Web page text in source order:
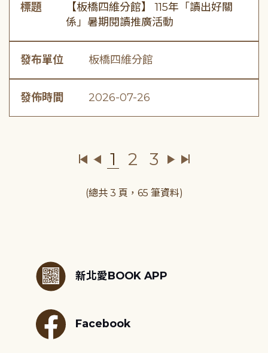
標題
【板橋四維分館】 115年「讀出好關
係」暑期閱讀推廣活動
發布單位 板橋四維分館
發佈時間 2026-07-26
1 2 3
(總共 3 頁，65 筆資料)
新北愛BOOK APP
Facebook